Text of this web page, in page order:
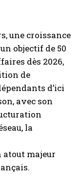
une croissance
objectif de 50
dès 2026,
de
d’ici
avec son
la
atout majeur